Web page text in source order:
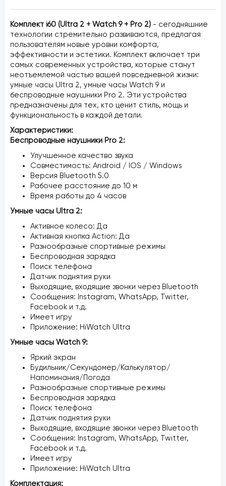
Комплект i60 (Ultra 2 + Watch 9 + Pro 2) - сегодняшние
технологии стремительно развиваются, предлагая
пользователям новые уровни комфорта,
эффективности и эстетики. Комплект включает три
самых современных устройства, которые станут
неотъемлемой частью вашей повседневной жизни:
умные часы Ultra 2, умные часы Watch 9 и
беспроводные наушники Pro 2. Эти устройства
предназначены для тех, кто ценит стиль, мощь и
функциональность в каждой детали.
Характеристики:
Беспроводные наушники Pro 2:
Улучшенное качество звука
Совместимость: Android / IOS / Windows
Версия Bluetooth 5.0
Рабочее расстояние до 10 м
Время работы до 4 часов
Умные часы Ultra 2:
Активное колесо: Да
Активная кнопка Action: Да
Разнообразные спортивные режимы
Беспроводная зарядка
Поиск телефона
Датчик поднятия руки
Выходящие, входящие звонки через Bluetooth
Сообщения: Instagram, WhatsApp, Twitter,
Facebook и т.д.
Имеет игру
Приложение: HiWatch Ultra
Умные часы Watch 9:
Яркий экран
Будильник/Секундомер/Калькулятор/
Напоминания/Погода
Разнообразные спортивные режимы
Беспроводная зарядка
Поиск телефона
Датчик поднятия руки
Выходящие, входящие звонки через Bluetooth
Сообщения: Instagram, WhatsApp, Twitter,
Facebook и т.д.
Имеет игру
Приложение: HiWatch Ultra
Комплектация: